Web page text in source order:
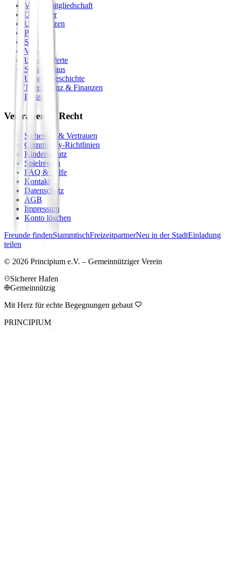
Vereinsmitgliedschaft
Gastgeber
Unterstützen
Premium
Shop
Vision
Unsere Werte
Seminarhaus
Unsere Geschichte
Transparenz & Finanzen
Presse
Vertrauen & Recht
Sicherheit & Vertrauen
Community-Richtlinien
Kinderschutz
Spielregeln
FAQ & Hilfe
Kontakt
Datenschutz
AGB
Impressum
Konto löschen
Freunde findenStammtischFreizeitpartnerNeu in der StadtEinladung
teilen
© 2026 Principium e.V. – Gemeinnütziger Verein
Sicherer Hafen
Gemeinnützig
Mit Herz für echte Begegnungen gebaut
PRINCIPIUM